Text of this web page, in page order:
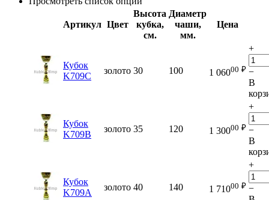
Артикул Цвет
Высота
кубка,
см.
Диаметр
чаши,
мм.
Цена
Кубок
K709C
золото 30 100 1 06000 ₽
+
−
В
Кубок
K709B
золото 35 120 1 30000 ₽
+
−
В
Кубок
K709A
золото 40 140 1 71000 ₽
+
−